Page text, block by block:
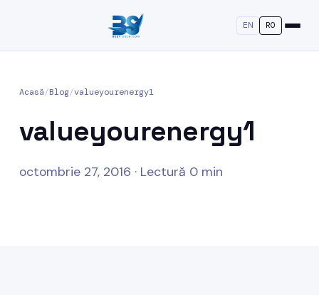
EN RO
Acasă/Blog/valueyourenergy1
valueyourenergy1
octombrie 27, 2016 · Lectură 0 min